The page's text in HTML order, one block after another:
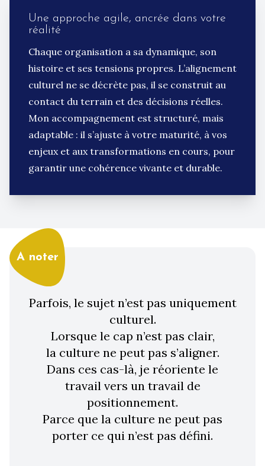
Une approche agile, ancrée dans votre
réalité
Chaque organisation a sa dynamique, son
histoire et ses tensions propres. L’alignement
culturel ne se décrète pas, il se construit au
contact du terrain et des décisions réelles.
Mon accompagnement est structuré, mais
adaptable : il s’ajuste à votre maturité, à vos
enjeux et aux transformations en cours, pour
garantir une cohérence vivante et durable.
A noter
Parfois, le sujet n’est pas uniquement
culturel.
Lorsque le cap n’est pas clair,
la culture ne peut pas s’aligner.
Dans ces cas-là, je réoriente le
travail vers un travail de
positionnement.
Parce que la culture ne peut pas
porter ce qui n’est pas défini.